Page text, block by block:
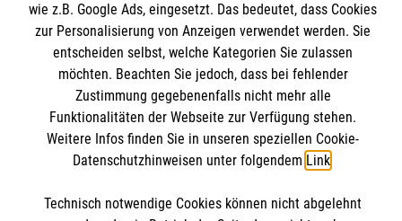
Datenschutz
Barrierefreiheit
Malteserorden
Malteser Jugend
Malteser International
Mediathek
Sharepoint
Spendenkonto
Empfänger: Malteser Hilfsdienst e.V.
IBAN: DE103 7060 120 120 120 0001 2
Soziale Netzwerke
wie z.B. Google Ads, eingesetzt. Das bedeutet, dass Cookies
zur Personalisierung von Anzeigen verwendet werden. Sie
entscheiden selbst, welche Kategorien Sie zulassen
möchten. Beachten Sie jedoch, dass bei fehlender
Zustimmung gegebenenfalls nicht mehr alle
Funktionalitäten der Webseite zur Verfügung stehen.
Weitere Infos finden Sie in unseren speziellen Cookie-
Datenschutzhinweisen unter folgendem Link.
Technisch notwendige Cookies können nicht abgelehnt